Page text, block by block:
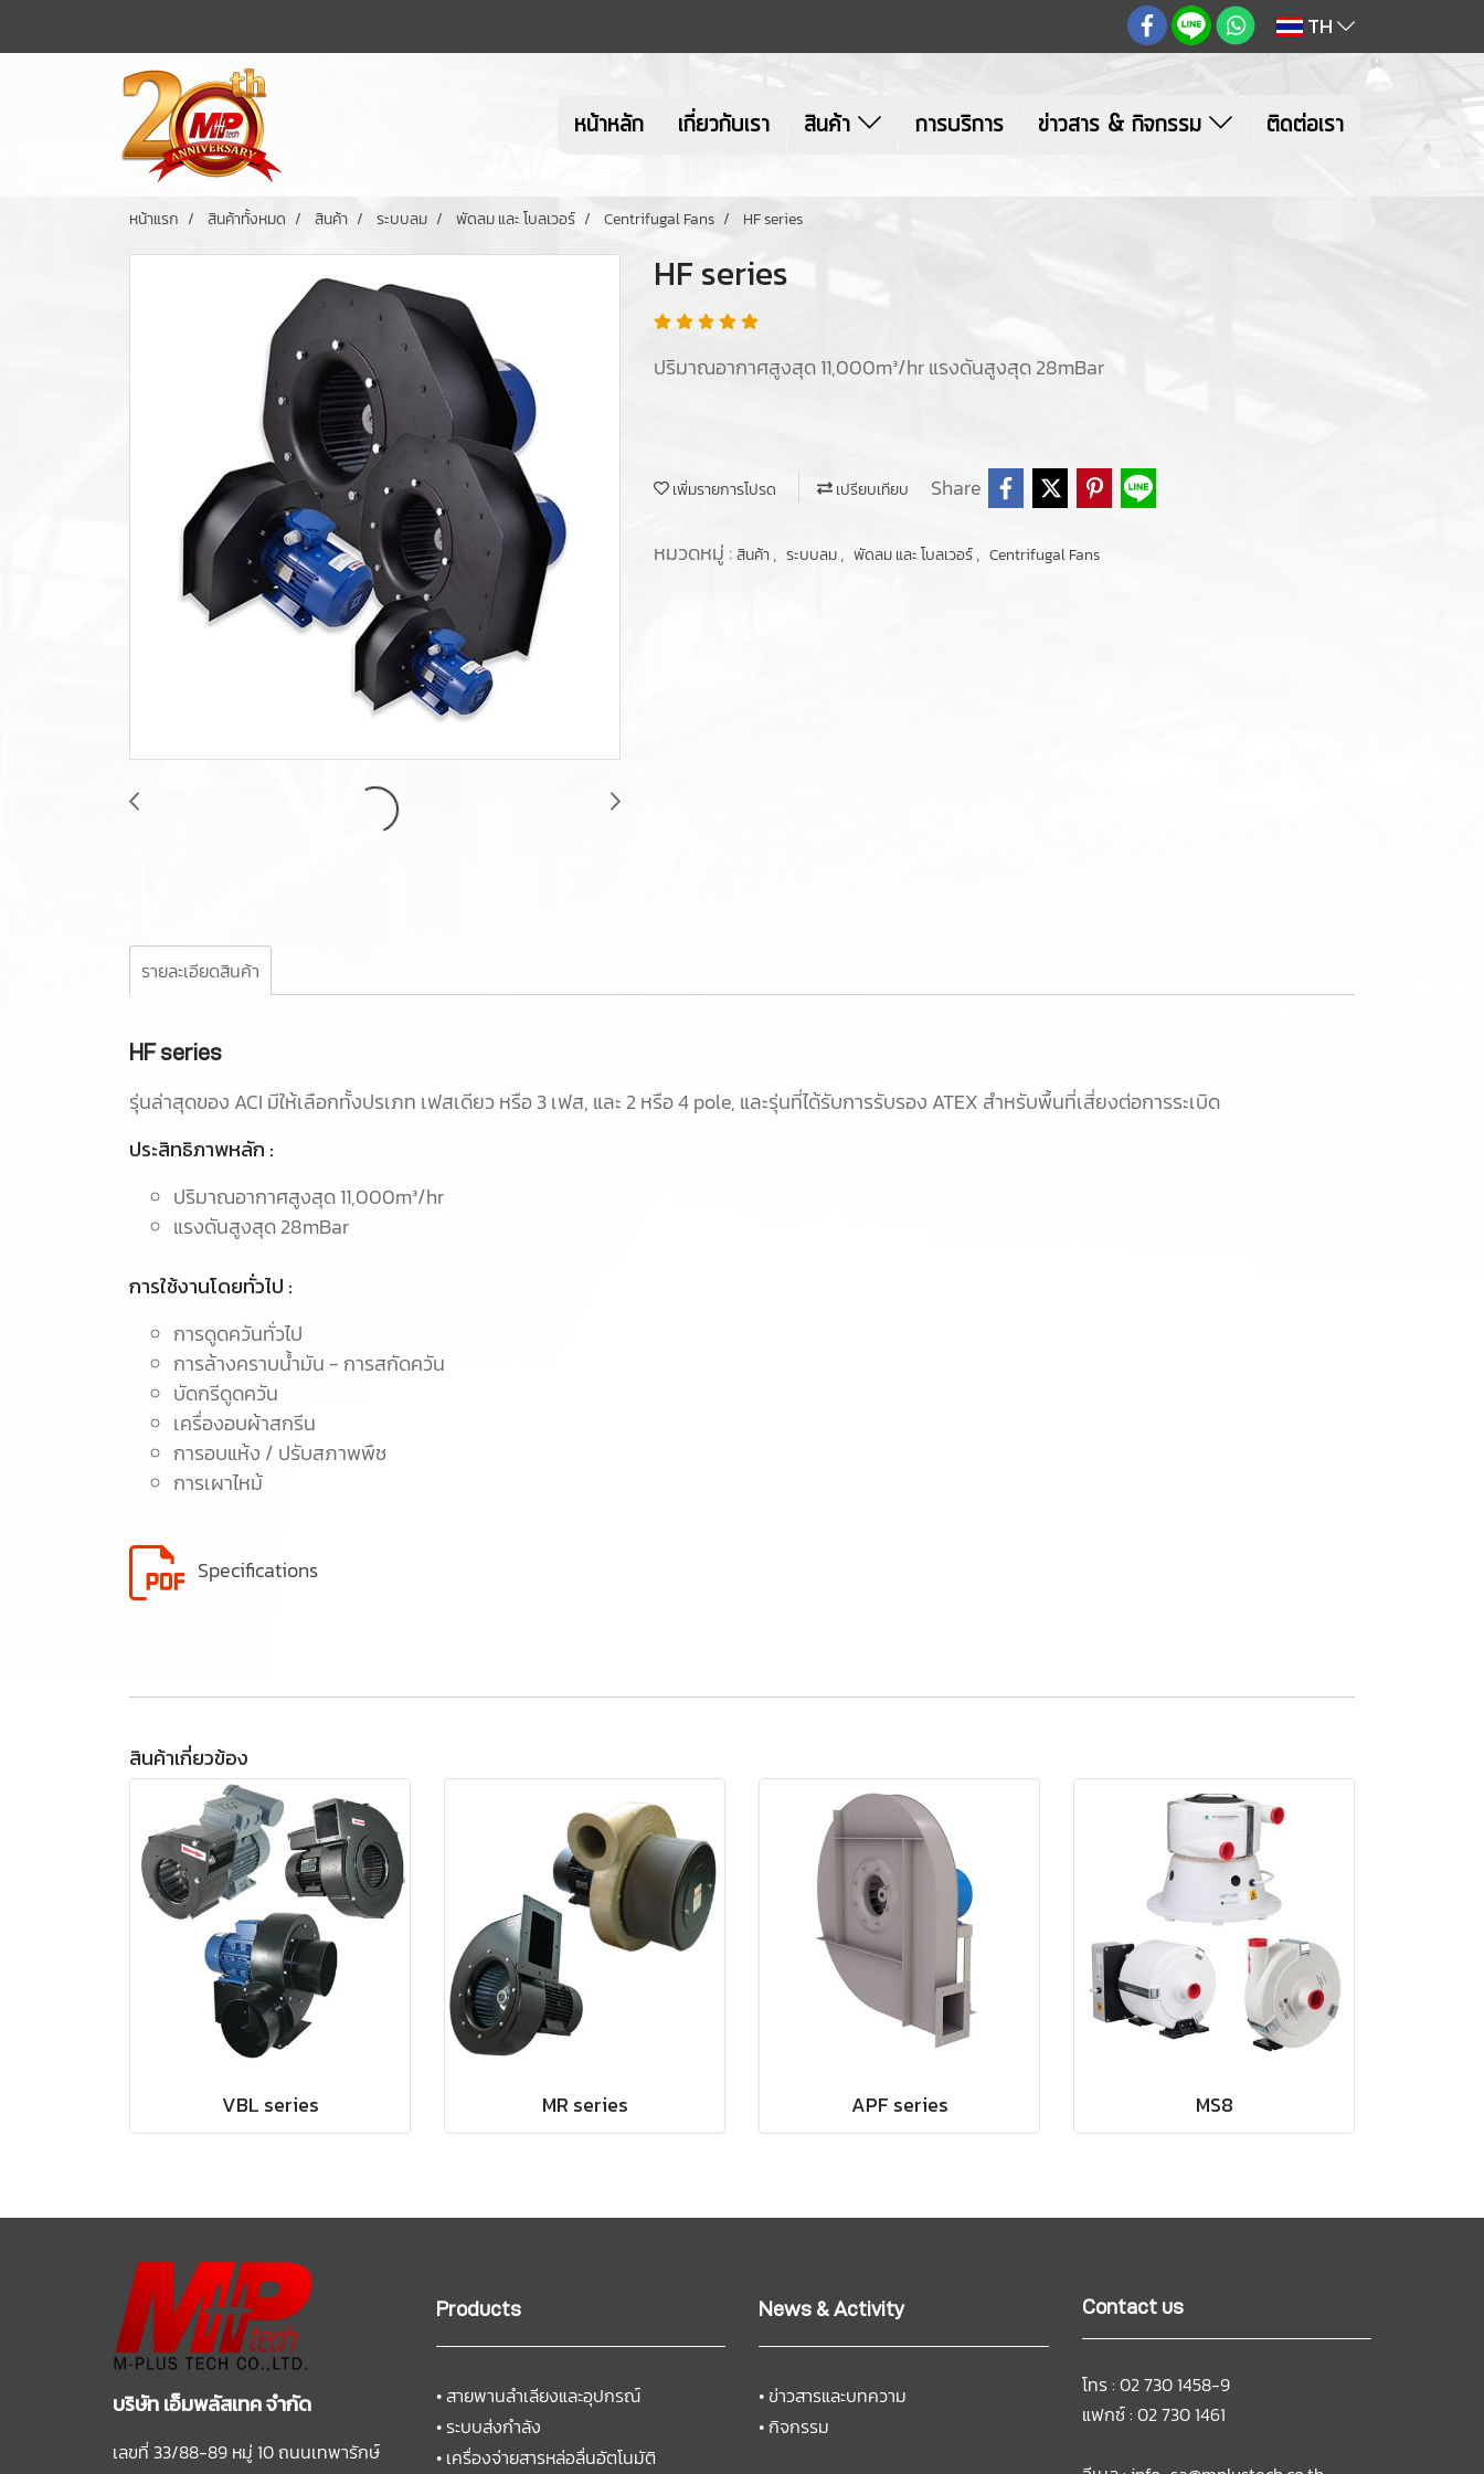
TH
หน้าหลัก เกี่ยวกับเรา สินค้า การบริการ ข่าวสาร & กิจกรรม ติดต่อเรา
หน้าแรก สินค้าทั้งหมด สินค้า ระบบลม พัดลม และ โบลเวอร์ Centrifugal Fans HF series
HF series
ปริมาณอากาศสูงสุด 11,000m³/hr แรงดันสูงสุด 28mBar
เพิ่มรายการโปรด เปรียบเทียบ Share
หมวดหมู่ :สินค้า, ระบบลม, พัดลม และ โบลเวอร์, Centrifugal Fans
รายละเอียดสินค้า
HF series
รุ่นล่าสุดของ ACI มีให้เลือกทั้งปรเภท เฟสเดียว หรือ 3 เฟส, และ 2 หรือ 4 pole, และรุ่นที่ได้รับการรับรอง ATEX สำหรับพื้นที่เสี่ยงต่อการระเบิด
ประสิทธิภาพหลัก :
ปริมาณอากาศสูงสุด 11,000m³/hr
แรงดันสูงสุด 28mBar
การใช้งานโดยทั่วไป :
การดูดควันทั่วไป
การล้างคราบน้ำมัน - การสกัดควัน
บัดกรีดูดควัน
เครื่องอบผ้าสกรีน
การอบแห้ง / ปรับสภาพพืช
การเผาไหม้
Specifications
สินค้าเกี่ยวข้อง
VBL series MR series APF series MS8
บริษัท เอ็มพลัสเทค จำกัด
เลขที่ 33/88-89 หมู่ 10 ถนนเทพารักษ์
Products
•สายพานลำเลียงและอุปกรณ์
•ระบบส่งกำลัง
• เครื่องจ่ายสารหล่อลื่นอัตโนมัติ
News & Activity
•ข่าวสารและบทความ
•กิจกรรม
Contact us
โทร : 02 730 1458-9
แฟกซ์ : 02 730 1461